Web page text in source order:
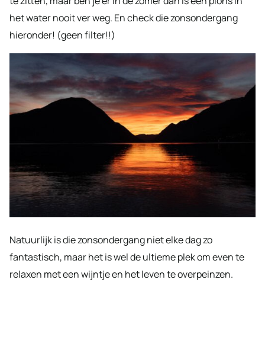
het water nooit ver weg. En check die zonsondergang
hieronder! (geen filter!!)
Natuurlijk is die zonsondergang niet elke dag zo
fantastisch, maar het is wel de ultieme plek om even te
relaxen met een wijntje en het leven te overpeinzen.